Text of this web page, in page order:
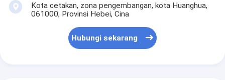
Kota cetakan, zona pengembangan, kota Huanghua,
061000, Provinsi Hebei, Cina
Hubungi sekarang